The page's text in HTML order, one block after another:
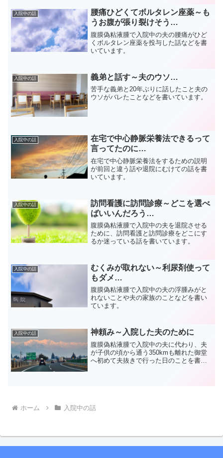
入院中の話
腰痛ひどくてボルタレン座薬～も
うお腹が張り裂けそう…
腹膜偽粘液腫で入院中の夫の腰痛がひど
くボルタレン座薬を投与した話などを書
いています。
入院中の話 義弟と話す～夫のウソ…
苦手な義弟と20年ぶりに話したこと夫の
ウソがバレたことなどを書いています。
入院中の話
在宅で中心静脈栄養法できるって
言ってたのに…
在宅で中心静脈栄養法をするための説明
が前回と違う話や退院にむけての話を書
いています。
入院中の話
訪問看護に訪問診療～どこを選べ
ばいいんだろう…
腹膜偽粘液腫で入院中の夫を退院させる
ために、訪問看護と訪問診療をどこにす
るか迷っている話を書いています。
入院中の話
むくみが取れない～利尿剤使って
もダメ…
腹膜偽粘液腫で入院中の夫の浮腫みがと
れないことや夫の家族のことなどを書い
ています。
入院中の話 神頼み～入院した夫のために
腹膜偽粘液腫で入院中の夫に代わり、夫
が子供の頃から通う350kmも離れた御堂
へ初めて夫抜きで行った日のことを書い
ホーム 入院中の話